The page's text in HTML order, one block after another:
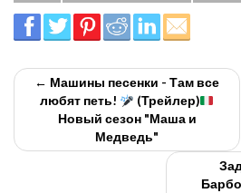
← Машины песенки - Там все
любят петь!
(Трейлер)
Новый сезон "Маша и
Медведь"